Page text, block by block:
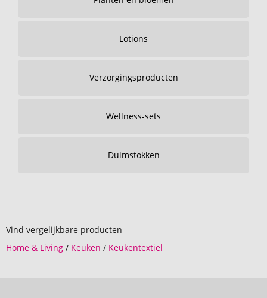
Lotions
Verzorgingsproducten
Wellness-sets
Duimstokken
Vind vergelijkbare producten
Home & Living / Keuken / Keukentextiel